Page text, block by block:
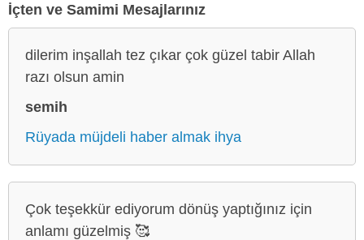
İçten ve Samimi Mesajlarınız
dilerim inşallah tez çıkar çok güzel tabir Allah
razı olsun amin
semih
Rüyada müjdeli haber almak ihya
Çok teşekkür ediyorum dönüş yaptığınız için
anlamı güzelmiş 🥰